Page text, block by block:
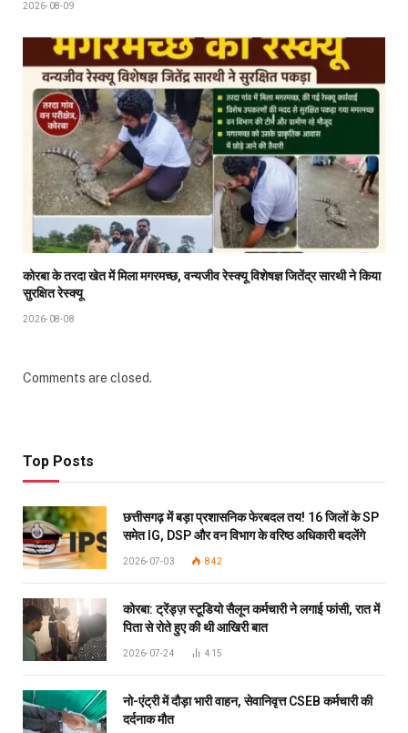
2026-08-09
कोरबा के तरदा खेत में मिला मगरमच्छ, वन्यजीव रेस्क्यू विशेषज्ञ जितेंद्र सारथी ने किया
सुरक्षित रेस्क्यू
2026-08-08
Comments are closed.
Top Posts
छत्तीसगढ़ में बड़ा प्रशासनिक फेरबदल तय! 16 जिलों के SP
समेत IG, DSP और वन विभाग के वरिष्ठ अधिकारी बदलेंगे
2026-07-03 842
कोरबा: ट्रेंड्ज़ स्टूडियो सैलून कर्मचारी ने लगाई फांसी, रात में
पिता से रोते हुए की थी आखिरी बात
2026-07-24 415
नो-एंट्री में दौड़ा भारी वाहन, सेवानिवृत्त CSEB कर्मचारी की
दर्दनाक मौत